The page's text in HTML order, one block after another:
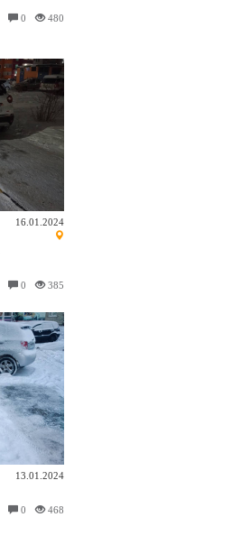
480
0
16.01.2024
385
0
13.01.2024
468
0